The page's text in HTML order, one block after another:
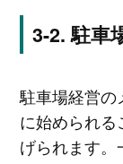
駐車
駐車場経営の
に始められ
げられます